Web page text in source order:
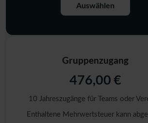
Auswählen
Gruppenzugang
476,00 €
10 Jahreszugänge für Teams oder
Enthaltene Mehrwertsteuer kann